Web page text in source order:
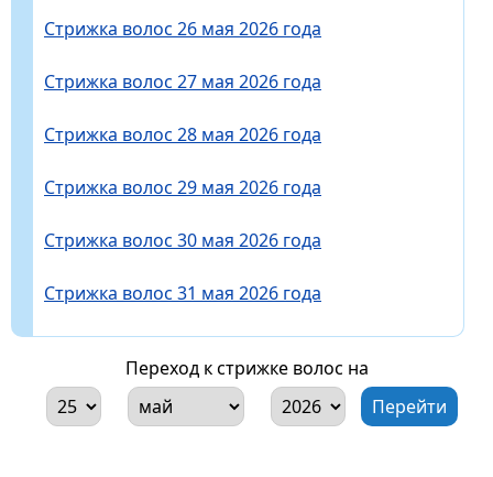
Стрижка волос 26 мая 2026 года
Стрижка волос 27 мая 2026 года
Стрижка волос 28 мая 2026 года
Стрижка волос 29 мая 2026 года
Стрижка волос 30 мая 2026 года
Стрижка волос 31 мая 2026 года
Переход к стрижке волос на